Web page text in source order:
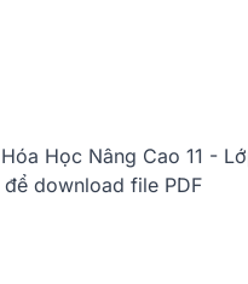
Học Nâng Cao 11 -
download file PDF